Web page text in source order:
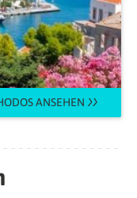
ANSEHEN